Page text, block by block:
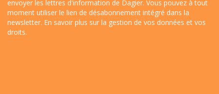
envoyer les lettres d'information de Dagier. Vous pouvez à tout
moment utiliser le lien de désabonnement intégré dans la
newsletter. En savoir plus sur la gestion de vos données et vos
droits.